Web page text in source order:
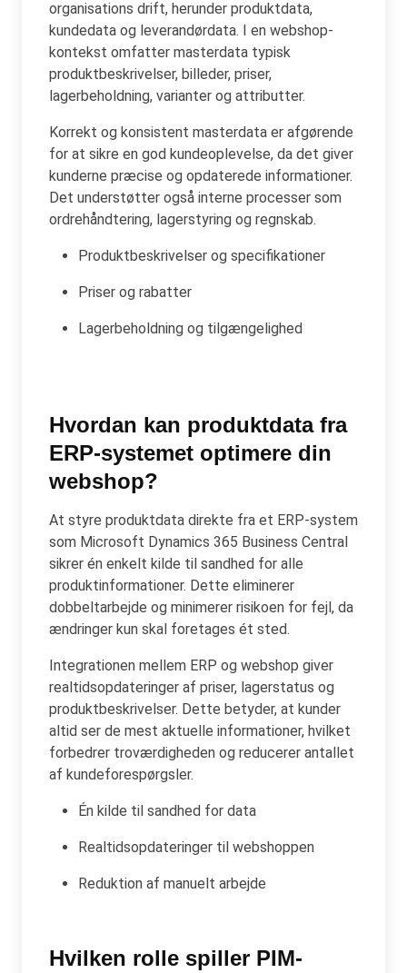
organisations drift, herunder produktdata,
kundedata og leverandørdata. I en webshop-
kontekst omfatter masterdata typisk
produktbeskrivelser, billeder, priser,
lagerbeholdning, varianter og attributter.
Korrekt og konsistent masterdata er afgørende
for at sikre en god kundeoplevelse, da det giver
kunderne præcise og opdaterede informationer.
Det understøtter også interne processer som
ordrehåndtering, lagerstyring og regnskab.
Produktbeskrivelser og specifikationer
Priser og rabatter
Lagerbeholdning og tilgængelighed
Hvordan kan produktdata fra
ERP-systemet optimere din
webshop?
At styre produktdata direkte fra et ERP-system
som Microsoft Dynamics 365 Business Central
sikrer én enkelt kilde til sandhed for alle
produktinformationer. Dette eliminerer
dobbeltarbejde og minimerer risikoen for fejl, da
ændringer kun skal foretages ét sted.
Integrationen mellem ERP og webshop giver
realtidsopdateringer af priser, lagerstatus og
produktbeskrivelser. Dette betyder, at kunder
altid ser de mest aktuelle informationer, hvilket
forbedrer troværdigheden og reducerer antallet
af kundeforespørgsler.
Én kilde til sandhed for data
Realtidsopdateringer til webshoppen
Reduktion af manuelt arbejde
Hvilken rolle spiller PIM-